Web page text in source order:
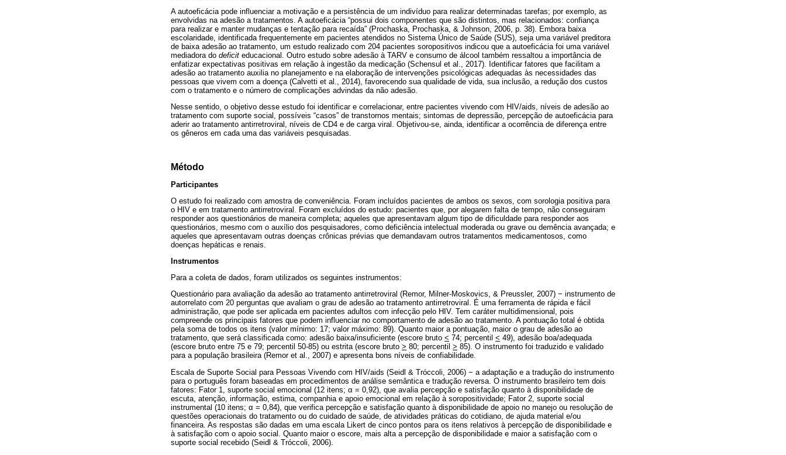
A autoeficácia pode influenciar a motivação e a persistência de um indivíduo para realizar determinadas tarefas; por exemplo, as
envolvidas na adesão a tratamentos. A autoeficácia “possui dois componentes que são distintos, mas relacionados: confiança
para realizar e manter mudanças e tentação para recaída” (Prochaska, Prochaska, & Johnson, 2006, p. 38). Embora baixa
escolaridade, identificada frequentemente em pacientes atendidos no Sistema Único de Saúde (SUS), seja uma variável preditora
de baixa adesão ao tratamento, um estudo realizado com 204 pacientes soropositivos indicou que a autoeficácia foi uma variável
mediadora do deficit educacional. Outro estudo sobre adesão à TARV e consumo de álcool também ressaltou a importância de
enfatizar expectativas positivas em relação à ingestão da medicação (Schensul et al., 2017). Identificar fatores que facilitam a
adesão ao tratamento auxilia no planejamento e na elaboração de intervenções psicológicas adequadas às necessidades das
pessoas que vivem com a doença (Calvetti et al., 2014), favorecendo sua qualidade de vida, sua inclusão, a redução dos custos
com o tratamento e o número de complicações advindas da não adesão.
Nesse sentido, o objetivo desse estudo foi identificar e correlacionar, entre pacientes vivendo com HIV/aids, níveis de adesão ao
tratamento com suporte social, possíveis “casos” de transtornos mentais; sintomas de depressão, percepção de autoeficácia para
aderir ao tratamento antirretroviral, níveis de CD4 e de carga viral. Objetivou-se, ainda, identificar a ocorrência de diferença entre
os gêneros em cada uma das variáveis pesquisadas.
Método
Participantes
O estudo foi realizado com amostra de conveniência. Foram incluídos pacientes de ambos os sexos, com sorologia positiva para
o HIV e em tratamento antirretroviral. Foram excluídos do estudo: pacientes que, por alegarem falta de tempo, não conseguiram
responder aos questionários de maneira completa; aqueles que apresentavam algum tipo de dificuldade para responder aos
questionários, mesmo com o auxílio dos pesquisadores, como deficiência intelectual moderada ou grave ou demência avançada; e
aqueles que apresentavam outras doenças crônicas prévias que demandavam outros tratamentos medicamentosos, como
doenças hepáticas e renais.
Instrumentos
Para a coleta de dados, foram utilizados os seguintes instrumentos:
Questionário para avaliação da adesão ao tratamento antirretroviral (Remor, Milner-Moskovics, & Preussler, 2007) − instrumento de
autorrelato com 20 perguntas que avaliam o grau de adesão ao tratamento antirretroviral. É uma ferramenta de rápida e fácil
administração, que pode ser aplicada em pacientes adultos com infecção pelo HIV. Tem caráter multidimensional, pois
compreende os principais fatores que podem influenciar no comportamento de adesão ao tratamento. A pontuação total é obtida
pela soma de todos os itens (valor mínimo: 17; valor máximo: 89). Quanto maior a pontuação, maior o grau de adesão ao
tratamento, que será classificada como: adesão baixa/insuficiente (escore bruto < 74; percentil < 49), adesão boa/adequada
(escore bruto entre 75 e 79; percentil 50-85) ou estrita (escore bruto > 80; percentil > 85). O instrumento foi traduzido e validado
para a população brasileira (Remor et al., 2007) e apresenta bons níveis de confiabilidade.
Escala de Suporte Social para Pessoas Vivendo com HIV/aids (Seidl & Tróccoli, 2006) − a adaptação e a tradução do instrumento
para o português foram baseadas em procedimentos de análise semântica e tradução reversa. O instrumento brasileiro tem dois
fatores: Fator 1, suporte social emocional (12 itens; α = 0,92), que avalia percepção e satisfação quanto à disponibilidade de
escuta, atenção, informação, estima, companhia e apoio emocional em relação à soropositividade; Fator 2, suporte social
instrumental (10 itens; α = 0,84), que verifica percepção e satisfação quanto à disponibilidade de apoio no manejo ou resolução de
questões operacionais do tratamento ou do cuidado de saúde, de atividades práticas do cotidiano, de ajuda material e/ou
financeira. As respostas são dadas em uma escala Likert de cinco pontos para os itens relativos à percepção de disponibilidade e
à satisfação com o apoio social. Quanto maior o escore, mais alta a percepção de disponibilidade e maior a satisfação com o
suporte social recebido (Seidl & Tróccoli, 2006).